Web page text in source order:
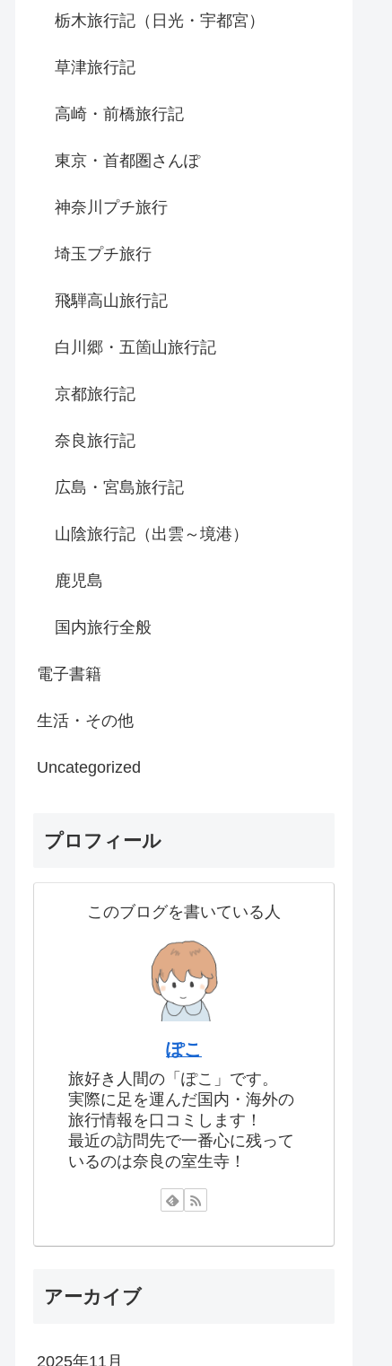
栃木旅行記（日光・宇都宮）
草津旅行記
高崎・前橋旅行記
東京・首都圏さんぽ
神奈川プチ旅行
埼玉プチ旅行
飛騨高山旅行記
白川郷・五箇山旅行記
京都旅行記
奈良旅行記
広島・宮島旅行記
山陰旅行記（出雲～境港）
鹿児島
国内旅行全般
電子書籍
生活・その他
Uncategorized
プロフィール
このブログを書いている人
ぽこ
旅好き人間の「ぽこ」です。
実際に足を運んだ国内・海外の
旅行情報を口コミします！
最近の訪問先で一番心に残って
いるのは奈良の室生寺！
アーカイブ
2025年11月